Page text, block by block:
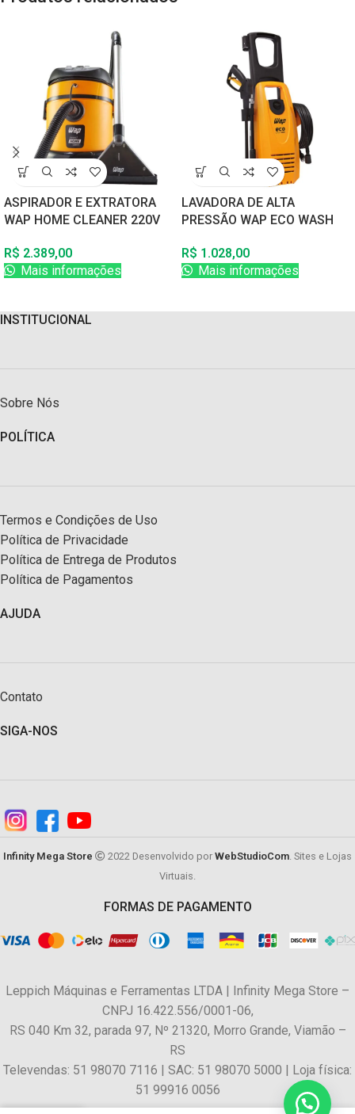
ASPIRADOR E EXTRATORA
WAP HOME CLEANER 220V
R$ 2.389,00
Mais informações
LAVADORA DE ALTA
PRESSÃO WAP ECO WASH
R$ 1.028,00
Mais informações
INSTITUCIONAL
Sobre Nós
POLÍTICA
Termos e Condições de Uso
Política de Privacidade
Política de Entrega de Produtos
Política de Pagamentos
AJUDA
Contato
SIGA-NOS
Infinity Mega Store 2022 Desenvolvido por WebStudioCom. Sites e Lojas
Virtuais.
FORMAS DE PAGAMENTO
Leppich Máquinas e Ferramentas LTDA | Infinity Mega Store –
CNPJ 16.422.556/0001-06,
RS 040 Km 32, parada 97, Nº 21320, Morro Grande, Viamão –
RS
Televendas: 51 98070 7116 | SAC: 51 98070 5000 | Loja física:
51 99916 0056